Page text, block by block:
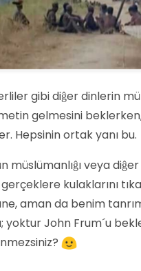
gibi diĝer dinlerin
gelmesini
Hepsinin ortak yanı bu.
müslümanlıĝı veya
kulaklarını
aman da benim
yoktur John Frum´u